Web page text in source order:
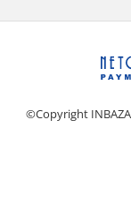
©Copyright